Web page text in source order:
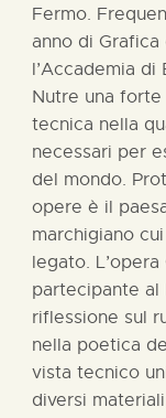
Fermo.
anno di Grafica
l’Accademia
Nutre una forte
tecnica nella
necessari per
del mondo.
opere è il
marchigiano
legato.
partecipante al
riflessione sul
nella poetica
vista tecnico
diversi